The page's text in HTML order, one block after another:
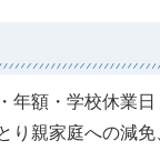
年額・学校休業
り親家庭への減